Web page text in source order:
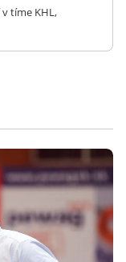
tíme KHL,